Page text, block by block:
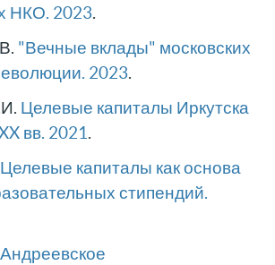
НКО. 2023.
"Вечные вклады" московских
2023.
Целевые капиталы Иркутска
вв. 2021 .
Целевые капиталы как основа
стипендий.
Андреевское